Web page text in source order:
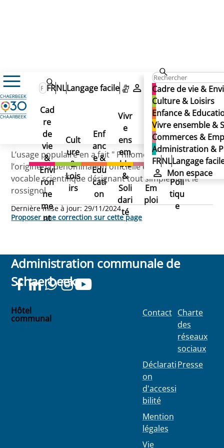
Cadre de vie &
Culture & Loisirs
Enfance &
Vivre ensemble &
Commerces &
Administration &
FRNLLangage
Mon espace
FRNLLangage facile
Mon espace
Cad
re
de
vie
&
Envi
ron
ne
me
nt
Cult
ure
&
Lois
irs
Enf
anc
e &
Edu
cati
on
Vivr
e
ens
em
ble
&
Soli
dari
té
Co
mm
erc
es
&
Em
ploi
Ad
min
istr
atio
n &
Poli
tiqu
e
PHILOMENE (rue)
PHILOMENE (rue)
PHILOMENE (rue)
Publié le 29/11/2024
L’usage populaire en a fait " Philomène " alors qu’à
l’origine, la dénomination officielle était " Philomèle ",
vocable scientifique désignant tout simplement le
rossignol.
Dernière mise à jour:29/11/2024
Proposer une correction sur cette page
Administration communale de
Schaerbeek
Hôtel
communal
Contact
Déclarati
on
d'accessi
bilité
Mention
légales
Vie
Charte
des
réseaux
sociaux
Presse